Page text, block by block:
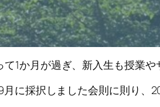
1か月が過ぎ、新入生も授業や
に採択しました会則に則り、